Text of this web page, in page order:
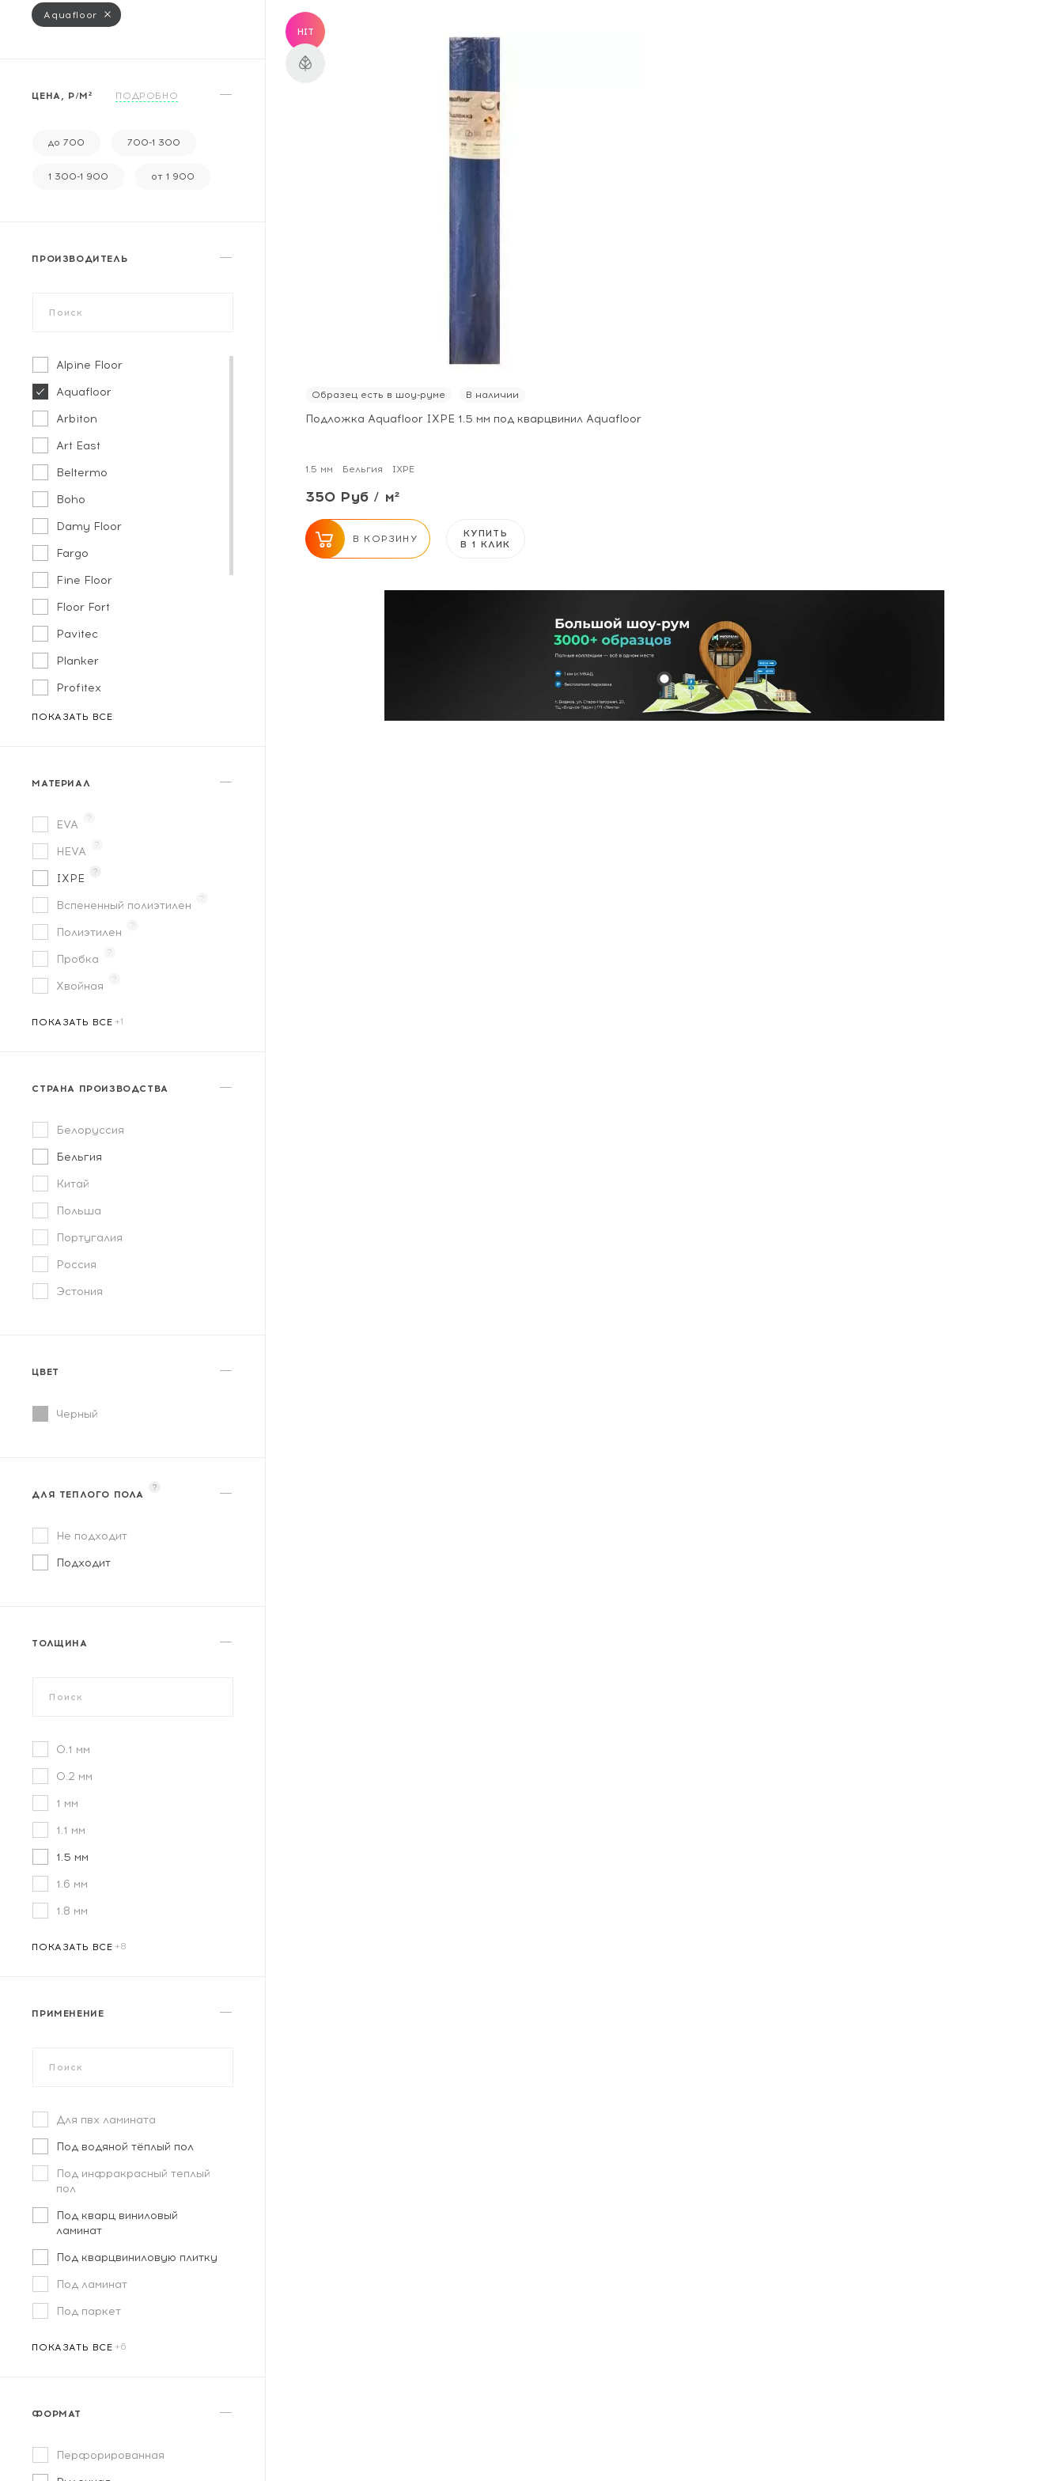
Массивная доска
Настенные покрытия
Популярные товары
Aquafloor
ЦЕНА, Р/М² ПОДРОБНО
до 700 700-1 300
1 300-1 900 от 1 900
ПРОИЗВОДИТЕЛЬ
Alpine Floor
Aquafloor
Arbiton
Art East
Beltermo
Boho
Damy Floor
Fargo
Fine Floor
Floor Fort
Pavitec
Planker
Profitex
SKALLA
Union
Uniplex
Vinylbase
ПОКАЗАТЬ ВСЕ
МАТЕРИАЛ
EVA
?
HEVA
?
IXPE
?
Вспененный полиэтилен
?
Полиэтилен
?
Пробка
?
Хвойная
?
ПОКАЗАТЬ ВСЕ
СТРАНА ПРОИЗВОДСТВА
Белоруссия
Бельгия
Китай
Польша
Португалия
Россия
Эстония
ЦВЕТ
Черный
ДЛЯ ТЕПЛОГО ПОЛА
?
Не подходит
Подходит
ТОЛЩИНА
0.1 мм
0.2 мм
1 мм
1.1 мм
1.5 мм
1.6 мм
1.8 мм
ПОКАЗАТЬ ВСЕ
ПРИМЕНЕНИЕ
Для пвх ламината
Под водяной тёплый пол
Под инфракрасный теплый
пол
Под кварц виниловый
ламинат
Под кварцвиниловую плитку
Под ламинат
Под паркет
ПОКАЗАТЬ ВСЕ
ФОРМАТ
Перфорированная
HIT
Образец есть в шоу-руме В наличии
Подложка Aquafloor IXPE 1.5 мм под кварцвинил Aquafloor
1.5 мм Бельгия IXPE
350 Руб / м²
В КОРЗИНУ
КУПИТЬ
В 1 КЛИК